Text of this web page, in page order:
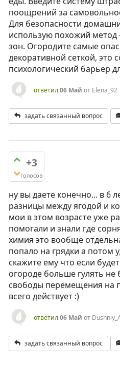
поощрений за
Для безопасности
использую похожий
зон. Огородите самые
декоративной сеткой, это
психологический барьер
ответил 06 Май от Elena_92
задать связанный вопрос
+3
голосов
ну вы даете конечно... в 6
разницы между ягодой и
мои в этом возрасте уже
помогали и знали где
химия это вообще
попало на грядки а потом
скажите ему что если
огороде больше гулять не
свободы перемещения на
всего действует :)
ответил 06 Май от
задать связанный вопрос